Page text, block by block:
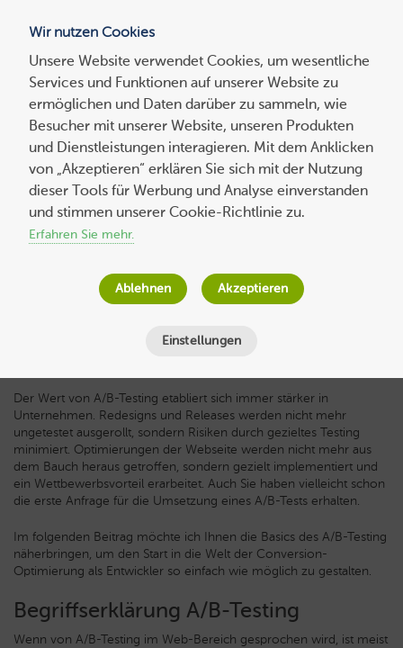
Suchen
nach:
Eine Einführung in die Entwicklung von
A/B-Tests
am12. Januar 2021
Minuten
Der Wert von A/B-Testing etabliert sich immer stärker in
Unternehmen. Redesigns und Releases werden nicht mehr
ungetestet ausgerollt, sondern Risiken durch gezieltes Testing
minimiert. Optimierungen der Webseite werden nicht mehr aus
dem Bauch heraus getroffen, sondern gezielt implementiert und
ein Wettbewerbsvorteil erarbeitet. Auch Sie haben vielleicht schon
die erste Anfrage für die Umsetzung eines A/B-Tests erhalten.
Im folgenden Beitrag möchte ich Ihnen die Basics des A/B-Testing
näherbringen, um den Start in die Welt der Conversion-
Optimierung als Entwickler so einfach wie möglich zu gestalten.
Begriffserklärung A/B-Testing
Wenn von A/B-Testing im Web-Bereich gesprochen wird, ist meist
Wir nutzen Cookies
Unsere Website verwendet Cookies, um wesentliche
Services und Funktionen auf unserer Website zu
ermöglichen und Daten darüber zu sammeln, wie
Besucher mit unserer Website, unseren Produkten
und Dienstleistungen interagieren. Mit dem Anklicken
von „Akzeptieren“ erklären Sie sich mit der Nutzung
dieser Tools für Werbung und Analyse einverstanden
und stimmen unserer Cookie-Richtlinie zu.
Erfahren Sie mehr.
Einstellungen
Ablehnen Akzeptieren